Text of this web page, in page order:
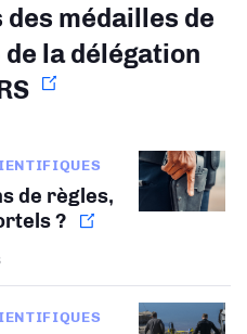
médailles de
la délégation
de règles,
?